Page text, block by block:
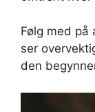
Følg med på
ser
den